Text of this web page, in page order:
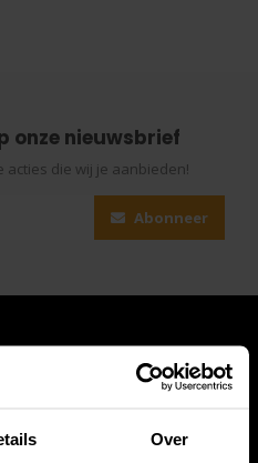
Over
onze nieuwsbrief
acties die wij je aanbieden!
Abonneer